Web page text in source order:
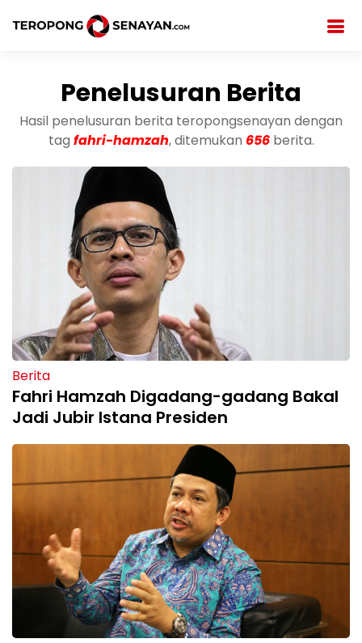
Penelusuran Berita
Hasil penelusuran berita teropongsenayan dengan
tag fahri-hamzah, ditemukan 656berita.
Berita
Fahri Hamzah Digadang-gadang Bakal
Jadi Jubir Istana Presiden